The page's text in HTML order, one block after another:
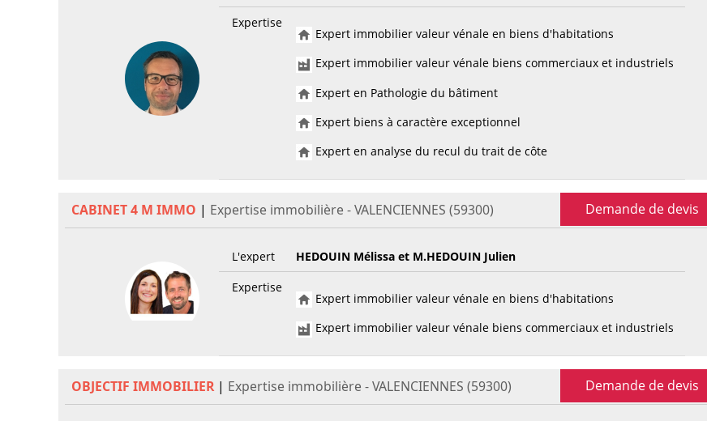
Expertise
Expert immobilier valeur vénale en biens d'habitations
Expert immobilier valeur vénale biens commerciaux et industriels
Expert en Pathologie du bâtiment
Expert biens à caractère exceptionnel
Expert en analyse du recul du trait de côte
CABINET 4 M IMMO | Expertise immobilière - VALENCIENNES (59300) Demande de devis
L'expert
HEDOUIN Mélissa et M.HEDOUIN Julien
Expertise
Expert immobilier valeur vénale en biens d'habitations
Expert immobilier valeur vénale biens commerciaux et industriels
OBJECTIF IMMOBILIER | Expertise immobilière - VALENCIENNES (59300) Demande de devis